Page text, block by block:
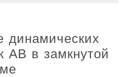
динамических
АВ в замкнутой